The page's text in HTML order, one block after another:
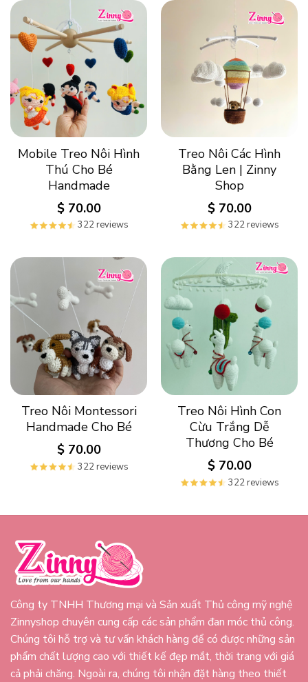
Mobile Treo Nôi Hình
Thú Cho Bé
Handmade
$70.00
322 reviews
Treo Nôi Các Hình
Bằng Len | Zinny
Shop
$70.00
322 reviews
Treo Nôi Montessori
Handmade Cho Bé
$70.00
322 reviews
Treo Nôi Hình Con
Cừu Trắng Dễ
Thương Cho Bé
$70.00
322 reviews
Công ty TNHH Thương mại và Sản xuất Thủ công mỹ nghệ
Zinnyshop chuyên cung cấp các sản phẩm đan móc thủ công.
Chúng tôi hỗ trợ và tư vấn khách hàng để có được những sản
phẩm chất lượng cao với thiết kế đẹp mắt, thời trang với giá
cả phải chăng. Ngoài ra, chúng tôi nhận đặt hàng theo thiết